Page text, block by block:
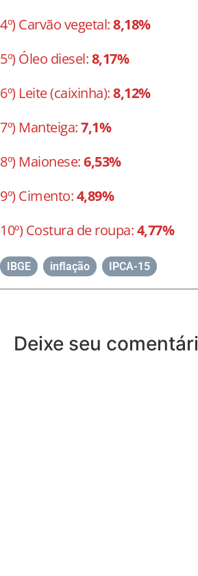
4º) Carvão vegetal:8,18%
5º) Óleo diesel:8,17%
6º) Leite (caixinha):8,12%
7º) Manteiga:7,1%
8º) Maionese:6,53%
9º) Cimento:4,89%
10º) Costura de roupa:4,77%
IBGE inflação IPCA-15
Deixe seu